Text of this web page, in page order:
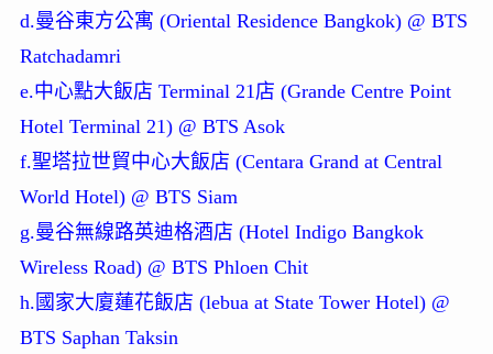
d.曼谷東方公寓 (Oriental Residence Bangkok) @ BTS
Ratchadamri
e.中心點大飯店 Terminal 21店 (Grande Centre Point
Hotel Terminal 21) @ BTS Asok
f.聖塔拉世貿中心大飯店 (Centara Grand at Central
World Hotel) @ BTS Siam
g.曼谷無線路英迪格酒店 (Hotel Indigo Bangkok
Wireless Road) @ BTS Phloen Chit
h.國家大廈蓮花飯店 (lebua at State Tower Hotel) @
BTS Saphan Taksin